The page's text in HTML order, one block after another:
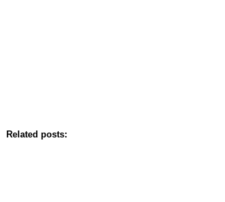
Related posts: